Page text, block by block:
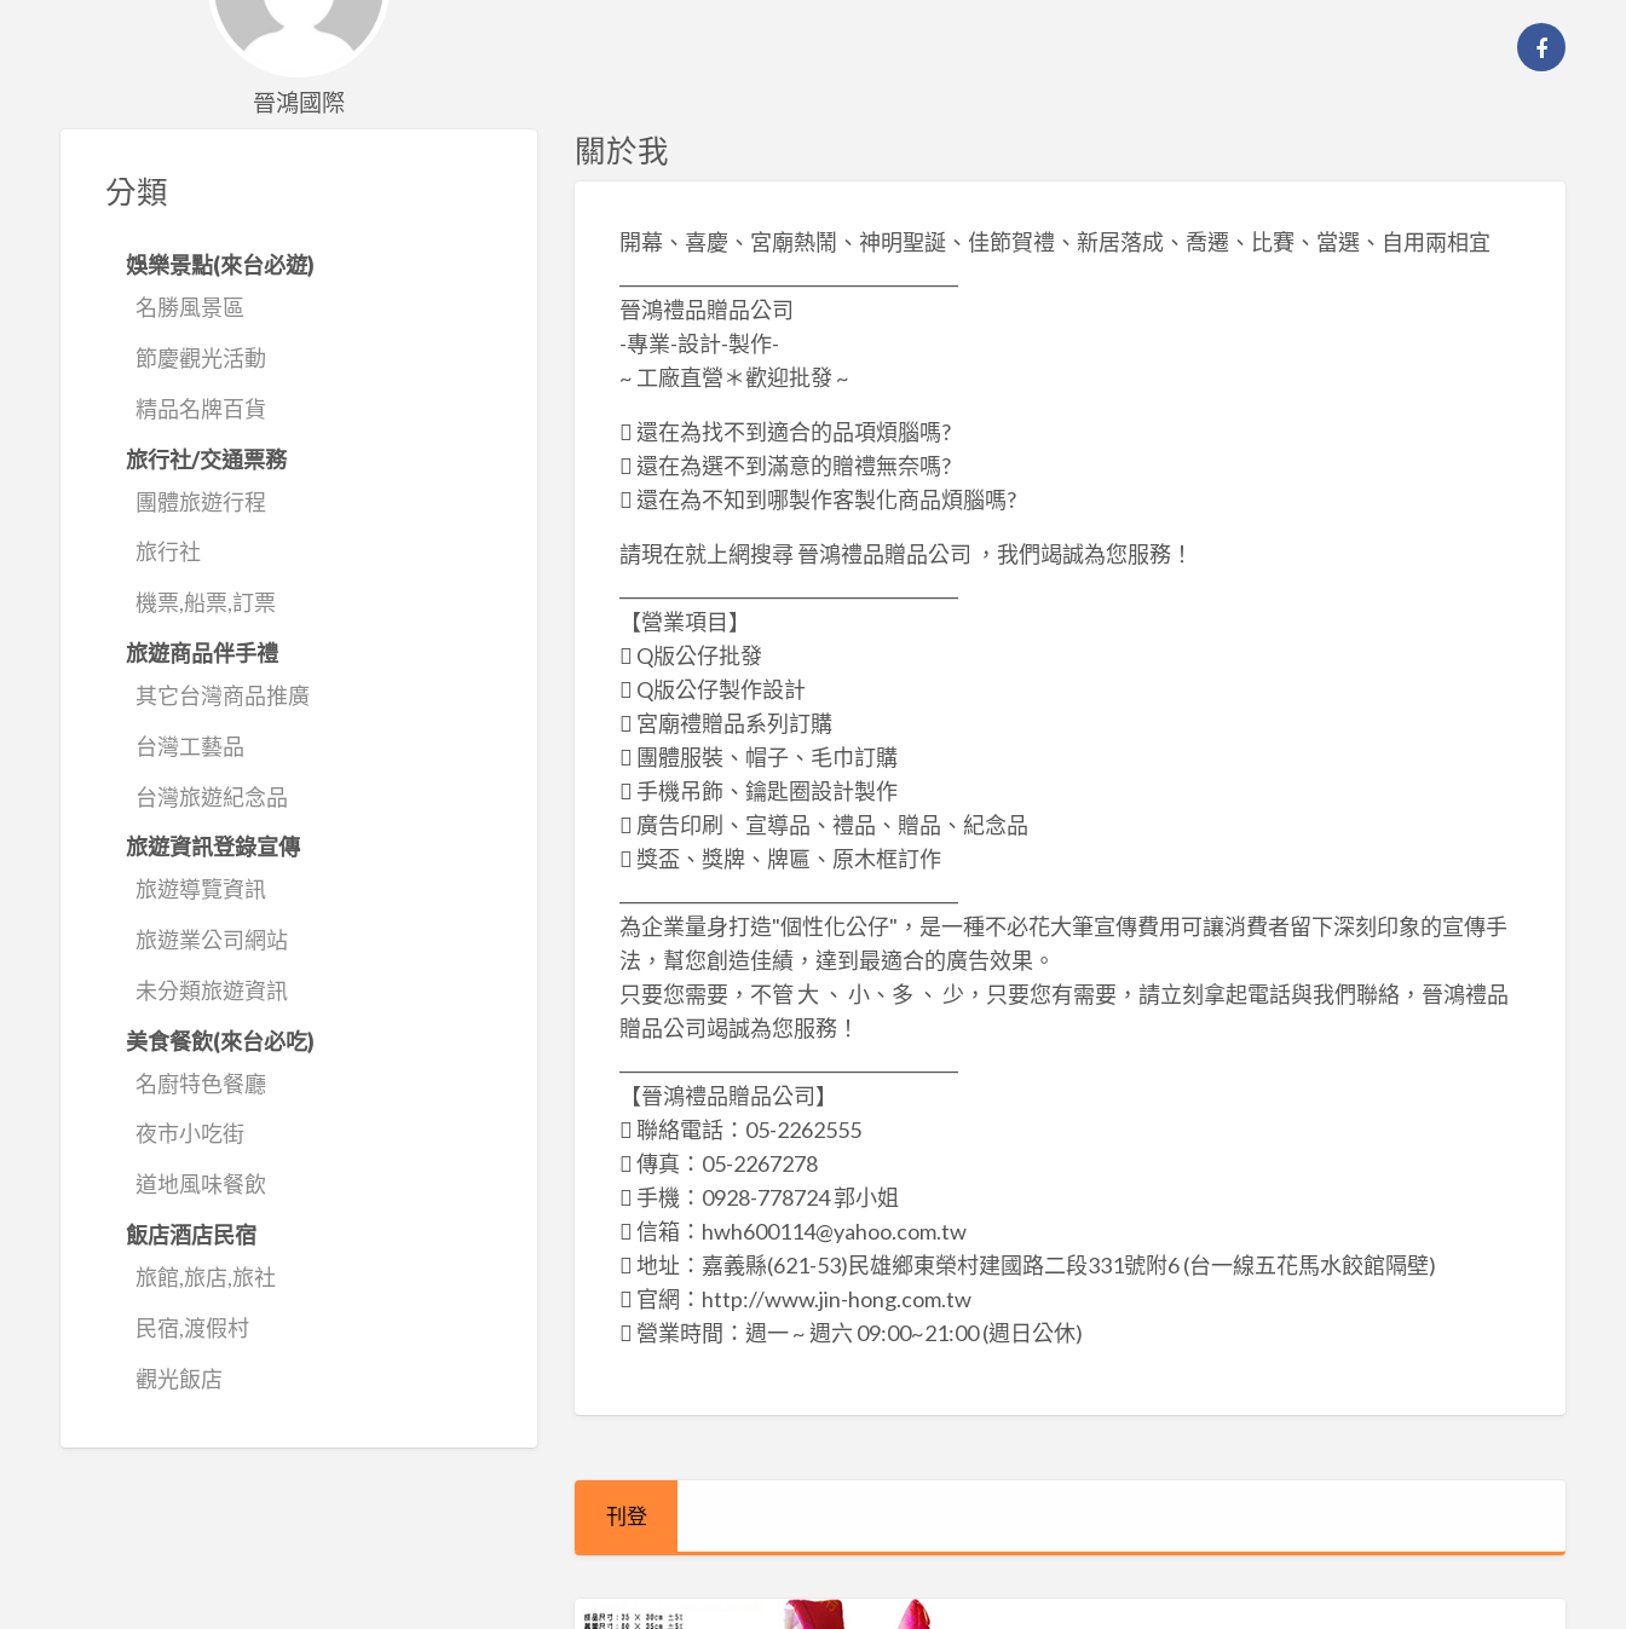
晉鴻國際
分類
娛樂景點(來台必遊)
名勝風景區
節慶觀光活動
精品名牌百貨
旅行社/交通票務
團體旅遊行程
旅行社
機票,船票,訂票
旅遊商品伴手禮
其它台灣商品推廣
台灣工藝品
台灣旅遊紀念品
旅遊資訊登錄宣傳
旅遊導覽資訊
旅遊業公司網站
未分類旅遊資訊
美食餐飲(來台必吃)
名廚特色餐廳
夜市小吃街
道地風味餐飲
飯店酒店民宿
旅館,旅店,旅社
民宿,渡假村
觀光飯店
關於我
開幕、喜慶、宮廟熱鬧、神明聖誕、佳節賀禮、新居落成、喬遷、比賽、當選、自用兩相宜
晉鴻禮品贈品公司
-專業-設計-製作-
~ 工廠直營＊歡迎批發 ~
 還在為找不到適合的品項煩腦嗎?
 還在為選不到滿意的贈禮無奈嗎?
 還在為不知到哪製作客製化商品煩腦嗎?
請現在就上網搜尋 晉鴻禮品贈品公司 ，我們竭誠為您服務！
【營業項目】
 Q版公仔批發
 Q版公仔製作設計
 宮廟禮贈品系列訂購
 團體服裝、帽子、毛巾訂購
 手機吊飾、鑰匙圈設計製作
 廣告印刷、宣導品、禮品、贈品、紀念品
 獎盃、獎牌、牌匾、原木框訂作
為企業量身打造"個性化公仔"，是一種不必花大筆宣傳費用可讓消費者留下深刻印象的宣傳手
法，幫您創造佳績，達到最適合的廣告效果。
只要您需要，不管 大 、 小、多 、 少，只要您有需要，請立刻拿起電話與我們聯絡，晉鴻禮品
贈品公司竭誠為您服務！
【晉鴻禮品贈品公司】
 聯絡電話：05-2262555
 傳真：05-2267278
 手機：0928-778724 郭小姐
 信箱：hwh600114@yahoo.com.tw
 地址：嘉義縣(621-53)民雄鄉東榮村建國路二段331號附6 (台一線五花馬水餃館隔壁)
 官網：http://www.jin-hong.com.tw
 營業時間：週一 ~ 週六 09:00~21:00 (週日公休)
刊登
【晉